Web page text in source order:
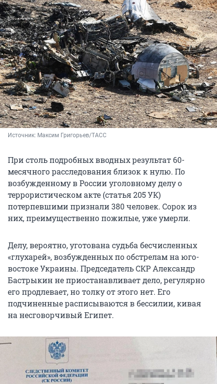
Источник: Максим Григорьев/ТАСС
При столь подробных вводных результат 60-
месячного расследования близок к нулю. По
возбужденному в России уголовному делу о
террористическом акте (статья 205 УК)
потерпевшими признали 380 человек. Сорок из
них, преимущественно пожилые, уже умерли.
Делу, вероятно, уготована судьба бесчисленных
«глухарей», возбужденных по обстрелам на юго-
востоке Украины. Председатель СКР Александр
Бастрыкин не приостанавливает дело, регулярно
его продлевает, но толку от этого нет. Его
подчиненные расписываются в бессилии, кивая
на несговорчивый Египет.